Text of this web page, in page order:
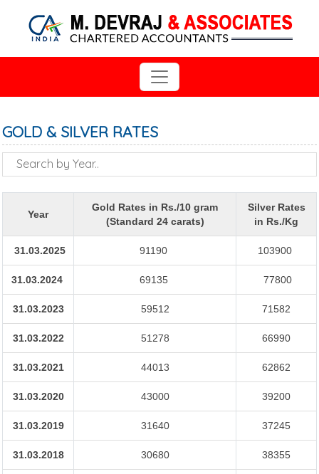
GOLD & SILVER RATES
Year
Gold Rates in Rs./10 gram
(Standard 24 carats)
Silver Rates
in Rs./Kg
31.03.2025 91190 103900
31.03.2024 69135 77800
31.03.2023 59512 71582
31.03.2022 51278 66990
31.03.2021 44013 62862
31.03.2020 43000 39200
31.03.2019 31640 37245
31.03.2018 30680 38355